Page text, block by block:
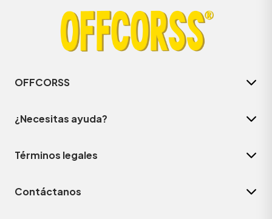
OFFCORSS
¿Necesitas ayuda?
Términos legales
Contáctanos